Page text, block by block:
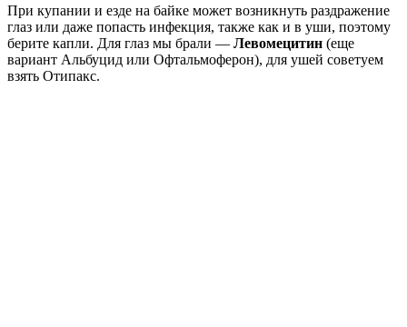
При купании и езде на байке может возникнуть раздражение
глаз или даже попасть инфекция, также как и в уши, поэтому
берите капли. Для глаз мы брали — Левомецитин (еще
вариант Альбуцид или Офтальмоферон), для ушей советуем
взять Отипакс.